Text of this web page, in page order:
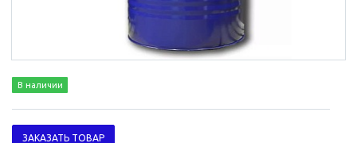
В наличии
ЗАКАЗАТЬ ТОВАР